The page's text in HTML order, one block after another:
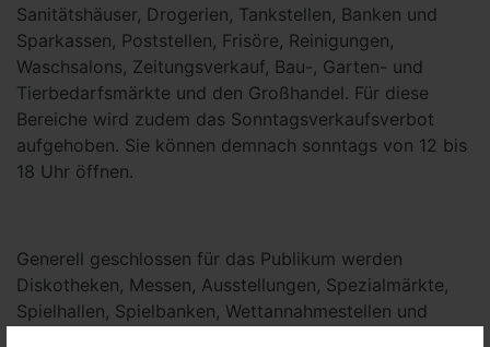
Sanitätshäuser, Drogerien, Tankstellen, Banken und
Sparkassen, Poststellen, Frisöre, Reinigungen,
Waschsalons, Zeitungsverkauf, Bau-, Garten- und
Tierbedarfsmärkte und den Großhandel. Für diese
Bereiche wird zudem das Sonntagsverkaufsverbot
aufgehoben. Sie können demnach sonntags von 12 bis
18 Uhr öffnen.
Generell geschlossen für das Publikum werden
Diskotheken, Messen, Ausstellungen, Spezialmärkte,
Spielhallen, Spielbanken, Wettannahmestellen und